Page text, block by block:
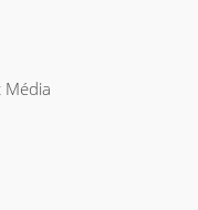
Média